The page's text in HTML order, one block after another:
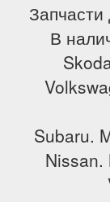
В
Subaru.
Nissan.